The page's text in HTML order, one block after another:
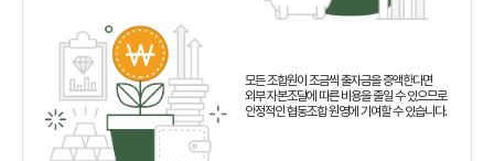
모든 조합원이 조금씩 출자금을 증액한다면
외부 자본조달에 따른 비용을 줄일 수 있으므로
안정적인 협동조합 원영에 기여할 수 있습니다.